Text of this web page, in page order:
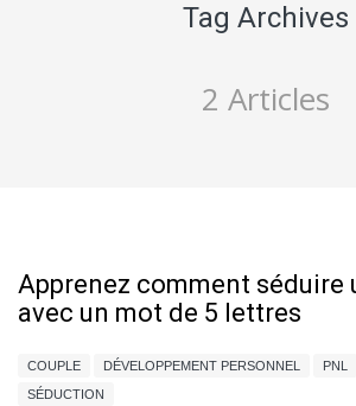
Tag Archives
2 Articles
Apprenez comment séduire
avec un mot de 5 lettres
COUPLE DÉVELOPPEMENT PERSONNEL PNL
SÉDUCTION